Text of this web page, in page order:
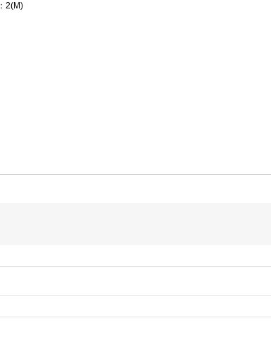
2(M)